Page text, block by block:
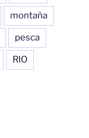
montaña
pesca
RIO